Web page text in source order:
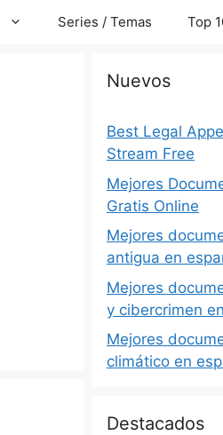
Series / Temas Top
Nuevos
Best Legal
Stream Free
Mejores
Gratis Online
Mejores
antigua en
Mejores
y cibercrimen
Mejores
climático en
Destacados